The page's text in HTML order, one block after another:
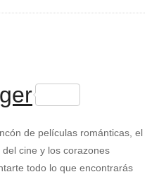
de películas románticas, el
cine y los corazones
todo lo que encontrarás